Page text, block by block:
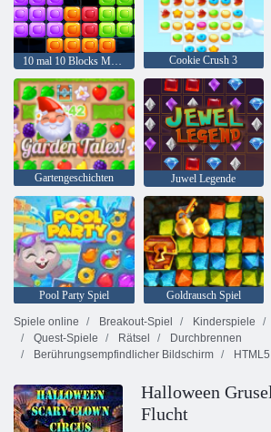
10 mal 10 Blocks Match Cookie Crush 3
Gartengeschichten Juwel Legende
Pool Party Spiel Goldrausch Spiel
Spiele online
Breakout-Spiel Kinderspiele
Quest-Spiele
Rätsel
Durchbrennen
Berührungsempfindlicher Bildschirm
HTML5
Halloween
Flucht